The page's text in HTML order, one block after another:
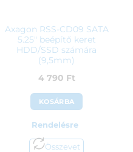
Axagon RSS-CD09 SATA
5.25″ beépítő keret
HDD/SSD számára
(9,5mm)
4 790 Ft
KOSÁRBA
Rendelésre
Összevet